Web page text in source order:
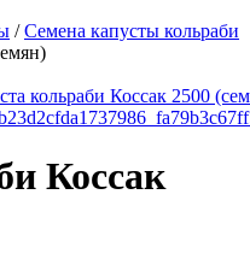
/Семена капусты кольраби
Коссак